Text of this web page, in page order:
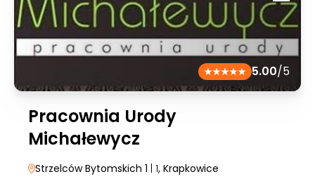
5.00/5
Pracownia Urody
Michałewycz
Strzelców Bytomskich 1 | 1, Krapkowice